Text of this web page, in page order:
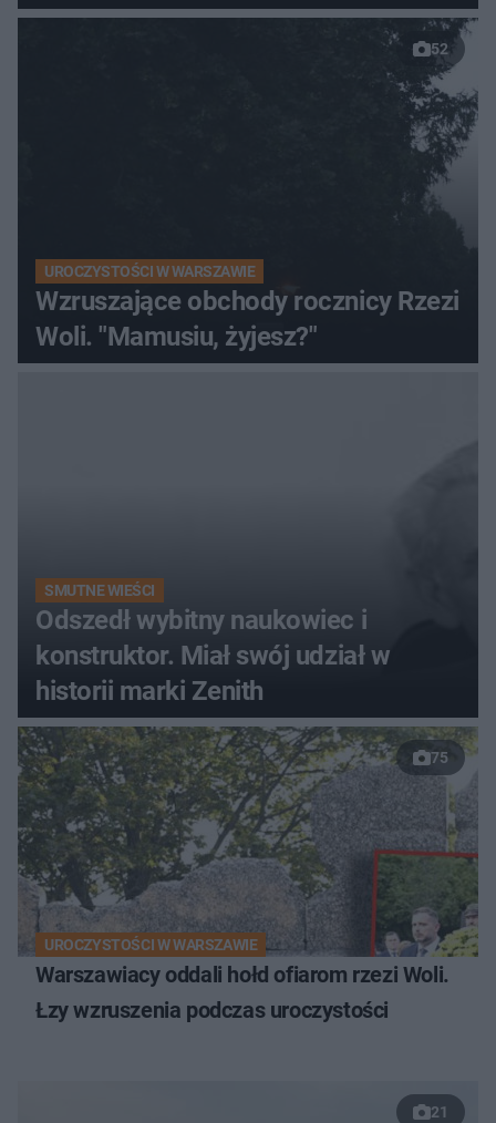
52
UROCZYSTOŚCI W WARSZAWIE
Wzruszające obchody rocznicy Rzezi
Woli. "Mamusiu, żyjesz?"
SMUTNE WIEŚCI
Odszedł wybitny naukowiec i
konstruktor. Miał swój udział w
historii marki Zenith
75
UROCZYSTOŚCI W WARSZAWIE
Warszawiacy oddali hołd ofiarom rzezi Woli.
Łzy wzruszenia podczas uroczystości
21